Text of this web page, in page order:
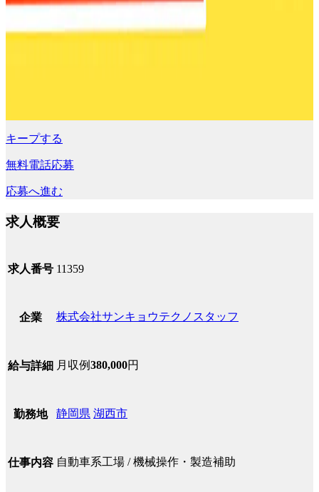
キープする
無料電話応募
応募へ進む
求人概要
求人番号 11359
企業 株式会社サンキョウテクノスタッフ
給与詳細 月収例380,000円
勤務地 静岡県 湖西市
仕事内容 自動車系工場 / 機械操作・製造補助